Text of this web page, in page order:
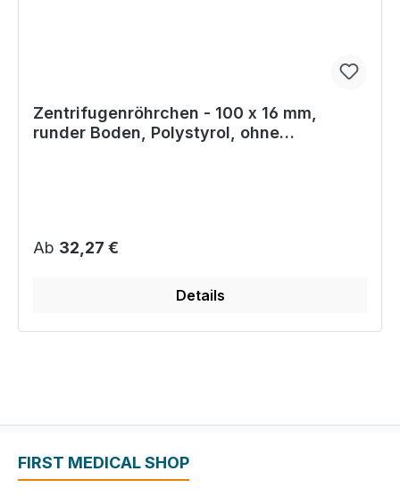
Zentrifugenröhrchen - 100 x 16 mm,
runder Boden, Polystyrol, ohne
Regulärer Preis:
Ab 32,27 €
Details
FIRST MEDICAL SHOP